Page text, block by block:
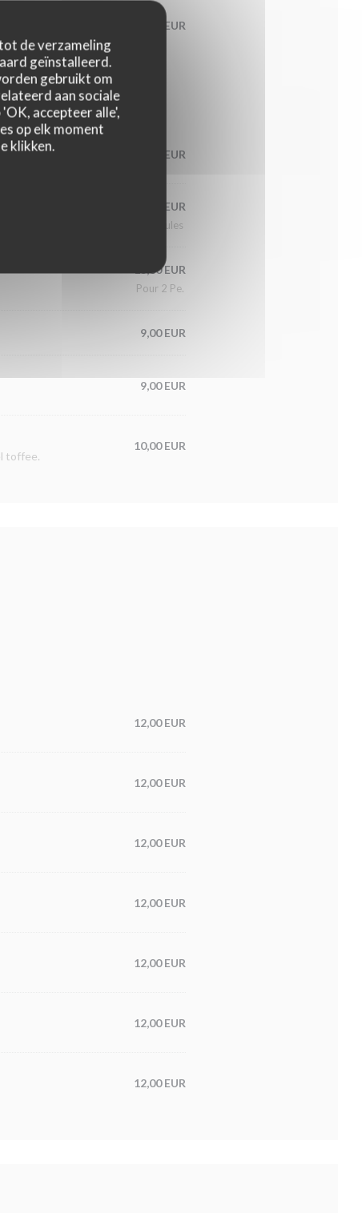
de verzameling
geïnstalleerd.
gebruikt om
aan sociale
accepteer alle',
op elk moment
klikken.
confites, basilic frais,
18,00 EUR
10,00 EUR
9,00 EUR
3 Boules
13,00 EUR
Pour 2 Pe.
9,00 EUR
9,00 EUR
toffee.
10,00 EUR
12,00 EUR
12,00 EUR
12,00 EUR
12,00 EUR
12,00 EUR
12,00 EUR
12,00 EUR